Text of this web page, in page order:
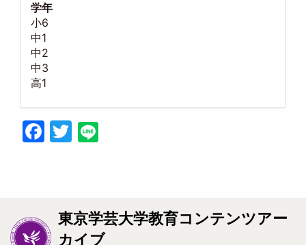
学年
小6
中1
中2
中3
高1
Facebook
Twitter
東京学芸大学教育コンテンツアー
カイブ